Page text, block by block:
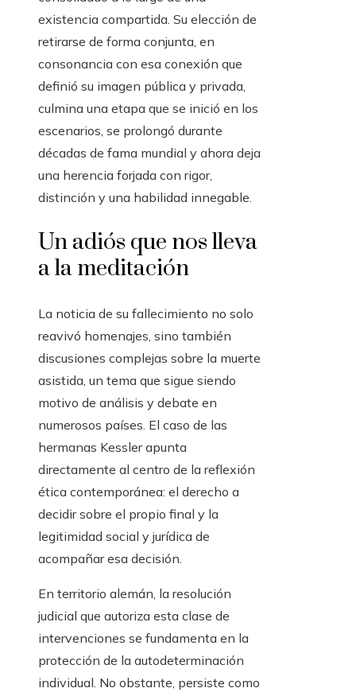
existencia compartida. Su elección de
retirarse de forma conjunta, en
consonancia con esa conexión que
definió su imagen pública y privada,
culmina una etapa que se inició en los
escenarios, se prolongó durante
décadas de fama mundial y ahora deja
una herencia forjada con rigor,
distinción y una habilidad innegable.
Un adiós que nos lleva
a la meditación
La noticia de su fallecimiento no solo
reavivó homenajes, sino también
discusiones complejas sobre la muerte
asistida, un tema que sigue siendo
motivo de análisis y debate en
numerosos países. El caso de las
hermanas Kessler apunta
directamente al centro de la reflexión
ética contemporánea: el derecho a
decidir sobre el propio final y la
legitimidad social y jurídica de
acompañar esa decisión.
En territorio alemán, la resolución
judicial que autoriza esta clase de
intervenciones se fundamenta en la
protección de la autodeterminación
individual. No obstante, persiste como